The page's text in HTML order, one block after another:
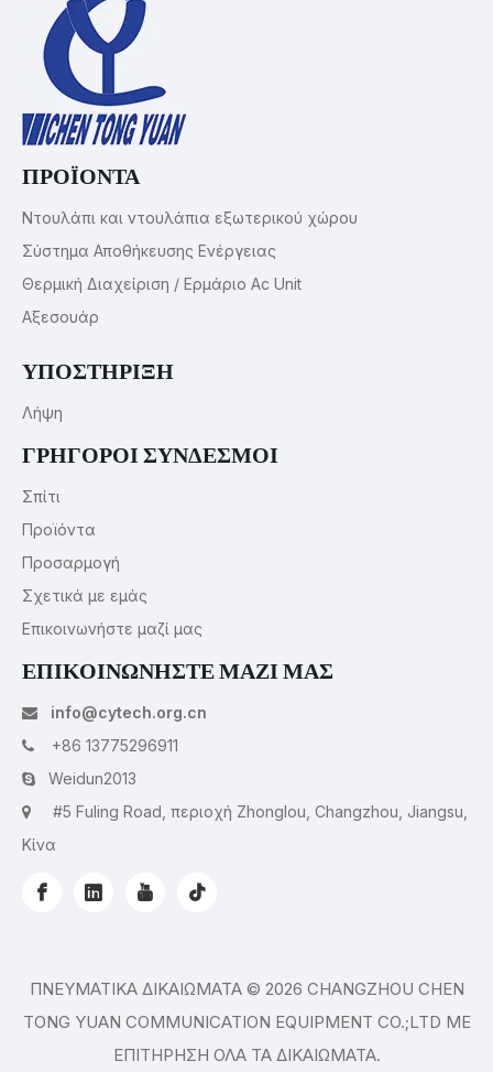
ΠΡΟΪΟΝΤΑ
Ντουλάπι και ντουλάπια εξωτερικού χώρου
Σύστημα Αποθήκευσης Ενέργειας
Θερμική Διαχείριση / Ερμάριο Ac Unit
Αξεσουάρ
ΥΠΟΣΤΗΡΙΞΗ
Λήψη
ΓΡΗΓΟΡΟΙ ΣΥΝΔΕΣΜΟΙ
Σπίτι
Προϊόντα
Προσαρμογή
Σχετικά με εμάς
Επικοινωνήστε μαζί μας
ΕΠΙΚΟΙΝΩΝΗΣΤΕ ΜΑΖΙ ΜΑΣ
 info@cytech.org.cn
 +86 13775296911
 Weidun2013
 #5 Fuling Road, περιοχή Zhonglou, Changzhou, Jiangsu,
Κίνα
ΠΝΕΥΜΑΤΙΚΑ ΔΙΚΑΙΩΜΑΤΑ © 2026 CHANGZHOU CHEN
TONG YUAN COMMUNICATION EQUIPMENT CO.;LTD ΜΕ
ΕΠΙΤΗΡΗΣΗ ΟΛΑ ΤΑ ΔΙΚΑΙΩΜΑΤΑ.